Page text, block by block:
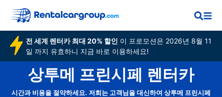
전 세계 렌터카 최대 20% 할인 이 프로모션은 2026년 8월 11
일 까지 유효하니 지금 바로 이용하세요!
상투메 프린시페 렌터카
시간과 비용을 절약하세요. 저희는 고객님을 대신하여 상투메 프린시페